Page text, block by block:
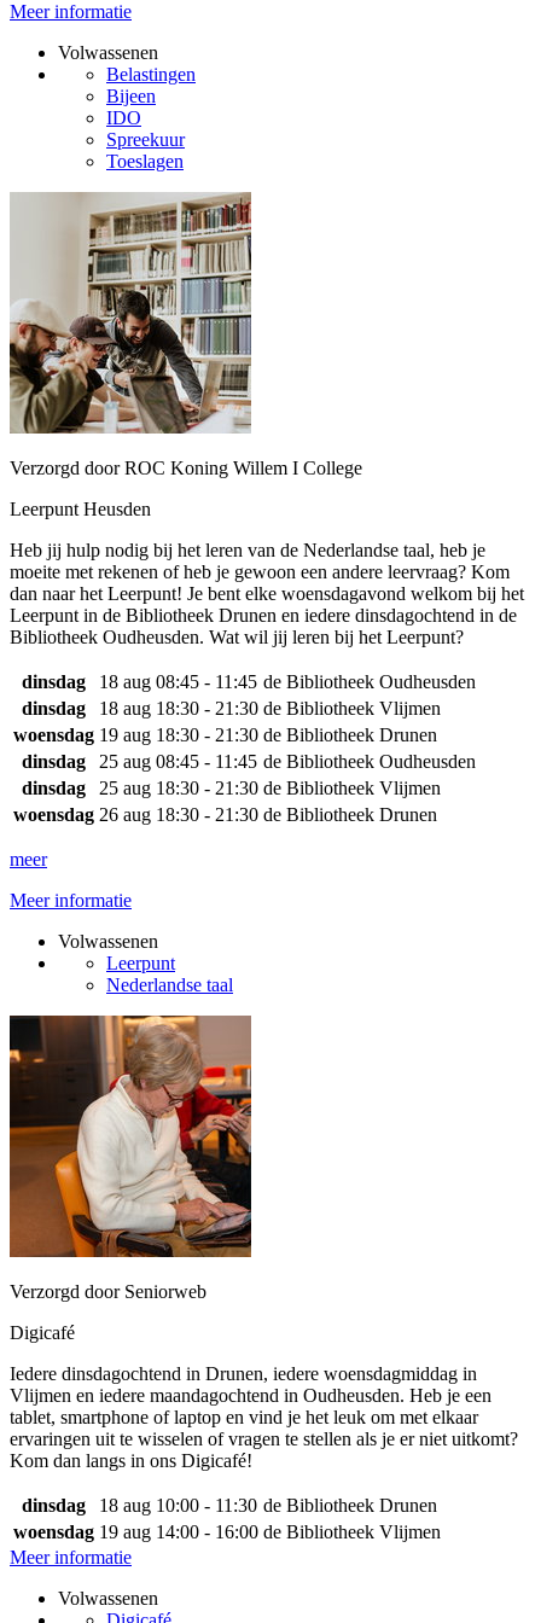
Meer informatie
Volwassenen
Belastingen
Bijeen
IDO
Spreekuur
Toeslagen
Verzorgd door ROC Koning Willem I College
Leerpunt Heusden
Heb jij hulp nodig bij het leren van de Nederlandse taal, heb je
moeite met rekenen of heb je gewoon een andere leervraag? Kom
dan naar het Leerpunt! Je bent elke woensdagavond welkom bij het
Leerpunt in de Bibliotheek Drunen en iedere dinsdagochtend in de
Bibliotheek Oudheusden. Wat wil jij leren bij het Leerpunt?
dinsdag 18 aug 08:45 - 11:45 de Bibliotheek Oudheusden
dinsdag
18 aug 18:30 - 21:30 de Bibliotheek Vlijmen
woensdag 19 aug 18:30 - 21:30 de Bibliotheek Drunen
dinsdag
25 aug 08:45 - 11:45 de Bibliotheek Oudheusden
dinsdag
25 aug 18:30 - 21:30 de Bibliotheek Vlijmen
woensdag 26 aug 18:30 - 21:30 de Bibliotheek Drunen
meer
Meer informatie
Volwassenen
Leerpunt
Nederlandse taal
Verzorgd door Seniorweb
Digicafé
Iedere dinsdagochtend in Drunen, iedere woensdagmiddag in
Vlijmen en iedere maandagochtend in Oudheusden. Heb je een
tablet, smartphone of laptop en vind je het leuk om met elkaar
ervaringen uit te wisselen of vragen te stellen als je er niet uitkomt?
Kom dan langs in ons Digicafé!
dinsdag 18 aug 10:00 - 11:30 de Bibliotheek Drunen
woensdag 19 aug 14:00 - 16:00 de Bibliotheek Vlijmen
Meer informatie
Volwassenen